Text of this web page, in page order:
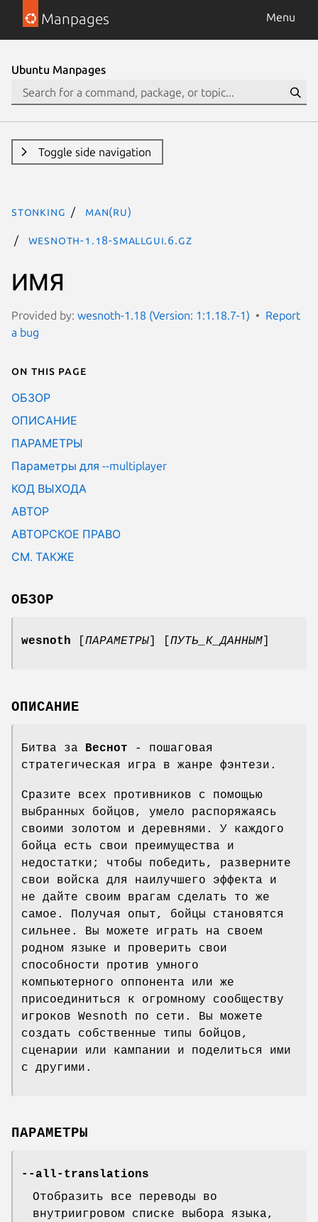
Manpages Menu
Ubuntu Manpages
Toggle side navigation
stonking man(ru)
wesnoth-1.18-smallgui.6.gz
ИМЯ
Provided by: wesnoth-1.18 (Version: 1:1.18.7-1)
Report
a bug
On this page
ОБЗОР
ОПИСАНИЕ
ПАРАМЕТРЫ
Параметры для --multiplayer
КОД ВЫХОДА
АВТОР
АВТОРСКОЕ ПРАВО
СМ. ТАКЖЕ
ОБЗОР
wesnoth ПАРАМЕТРЫ ПУТЬ_К_ДАННЫМ
ОПИСАНИЕ
Битва за Веснот - пошаговая
стратегическая игра в жанре фэнтези.
Сразите всех противников с помощью
выбранных бойцов, умело распоряжаясь
своими золотом и деревнями. У каждого
бойца есть свои преимущества и
недостатки; чтобы победить, разверните
свои войска для наилучшего эффекта и
не дайте своим врагам сделать то же
самое. Получая опыт, бойцы становятся
сильнее. Вы можете играть на своем
родном языке и проверить свои
способности против умного
компьютерного оппонента или же
присоединиться к огромному сообществу
игроков Wesnoth по сети. Вы можете
создать собственные типы бойцов,
сценарии или кампании и поделиться ими
с другими.
ПАРАМЕТРЫ
--all-translations
Отобразить все переводы во
внутриигровом списке выбора языка,